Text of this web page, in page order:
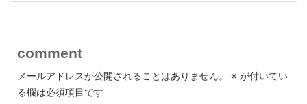
comment
メールアドレスが公開されることはありません。 ※ が付いてい
る欄は必須項目です